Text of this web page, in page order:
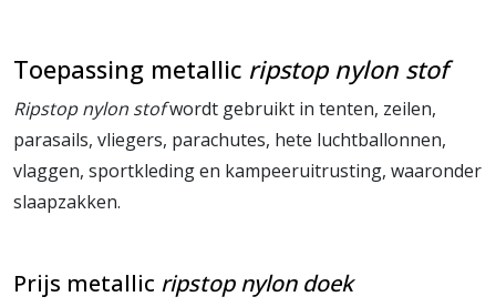
Toepassing metallic ripstop nylon stof
Ripstop nylon stofwordt gebruikt in tenten, zeilen,
parasails, vliegers, parachutes, hete luchtballonnen,
vlaggen, sportkleding en kampeeruitrusting, waaronder
slaapzakken.
Prijs metallic ripstop nylon doek